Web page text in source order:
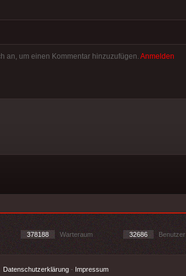
an, um einen Kommentar hinzuzufügen. Anmelden
378188 Warteraum 32686 Benutzer
Datenschutzerklärung- Impressum